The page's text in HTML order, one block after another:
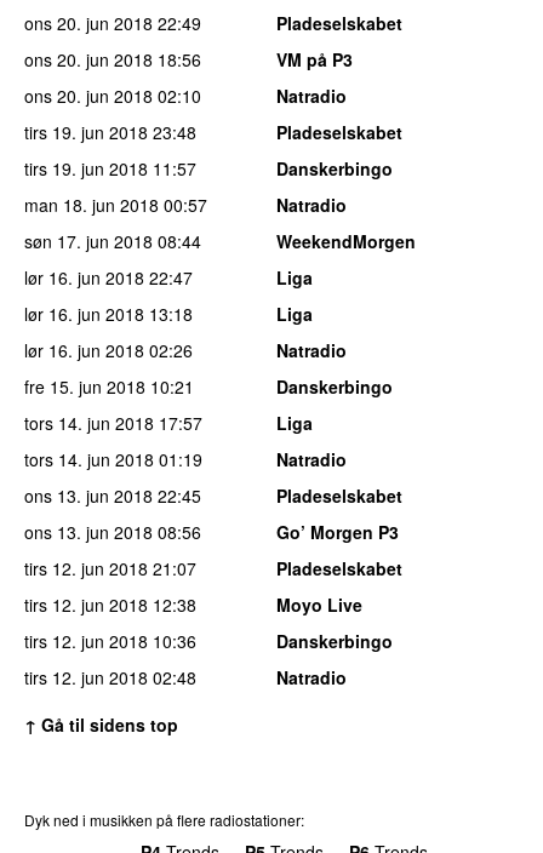
ons 20. jun 2018 22:49
Pladeselskabet
ons 20. jun 2018 18:56
VM på P3
ons 20. jun 2018 02:10
Natradio
tirs 19. jun 2018 23:48
Pladeselskabet
tirs 19. jun 2018 11:57
Danskerbingo
man 18. jun 2018 00:57
Natradio
søn 17. jun 2018 08:44
WeekendMorgen
lør 16. jun 2018 22:47
Liga
lør 16. jun 2018 13:18
Liga
lør 16. jun 2018 02:26
Natradio
fre 15. jun 2018 10:21
Danskerbingo
tors 14. jun 2018 17:57
Liga
tors 14. jun 2018 01:19
Natradio
ons 13. jun 2018 22:45
Pladeselskabet
ons 13. jun 2018 08:56
Go’ Morgen P3
tirs 12. jun 2018 21:07
Pladeselskabet
tirs 12. jun 2018 12:38
Moyo Live
tirs 12. jun 2018 10:36
Danskerbingo
tirs 12. jun 2018 02:48
Natradio
↑ Gå til sidens top
Dyk ned i musikken på flere radiostationer: